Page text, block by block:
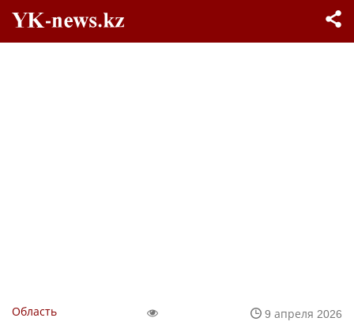
Область
9 апреля 2026